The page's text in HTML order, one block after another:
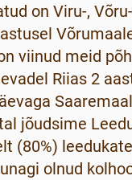
on Viru-,
viinud meid
Riias 2
jõudsime
(80%)
olnud